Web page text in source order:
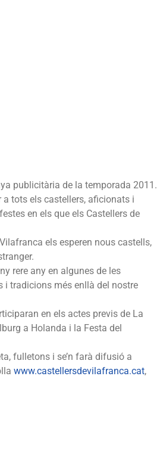
publicitària de la temporada 2011.
a tots els castellers, aficionats i
en els que els Castellers de
els esperen nous castells,
rere any en algunes de les
i tradicions més enllà del nostre
en els actes previs de La
a Holanda i la Festa del
fulletons i se’n farà difusió a
www.castellersdevilafranca.cat,